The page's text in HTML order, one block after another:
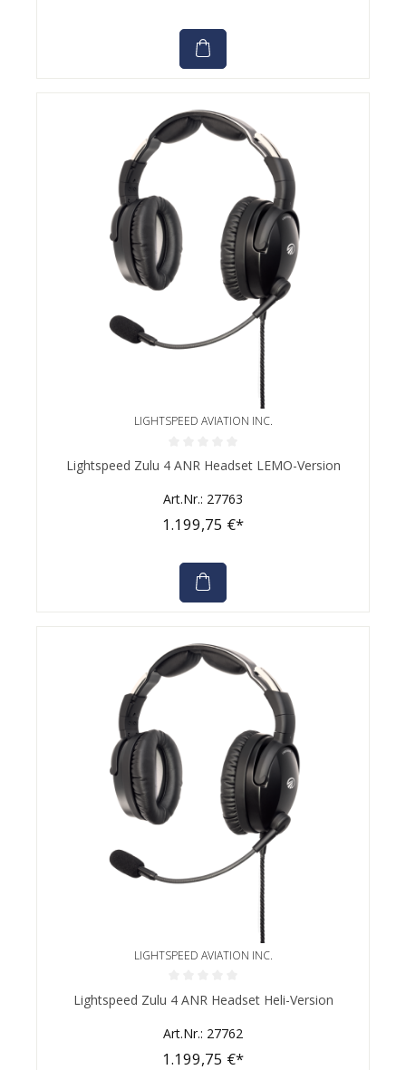
LIGHTSPEED AVIATION INC.
Durchschnittliche Bewertung von 0 von 5 Sternen
Lightspeed Zulu 4 ANR Headset LEMO-Version
Art.Nr.: 27763
1.199,75 €*
LIGHTSPEED AVIATION INC.
Durchschnittliche Bewertung von 0 von 5 Sternen
Lightspeed Zulu 4 ANR Headset Heli-Version
Art.Nr.: 27762
1.199,75 €*